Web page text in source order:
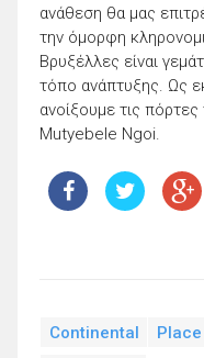
ανάθεση θα μας
την όμορφη
Βρυξέλλες είναι
τόπο ανάπτυξης. Ως
ανοίξουμε τις πόρτες
Mutyebele Ngoi.
Continental